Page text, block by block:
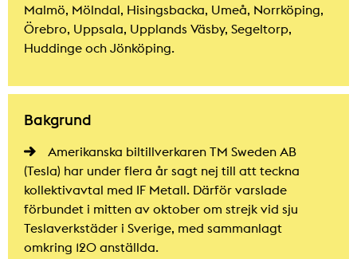
Malmö, Mölndal, Hisingsbacka, Umeå, Norrköping,
Örebro, Uppsala, Upplands Väsby, Segeltorp,
Huddinge och Jönköping.
Bakgrund
Amerikanska biltillverkaren TM Sweden AB
(Tesla) har under flera år sagt nej till att teckna
kollektivavtal med IF Metall. Därför varslade
förbundet i mitten av oktober om strejk vid sju
Teslaverkstäder i Sverige, med sammanlagt
omkring 120 anställda.